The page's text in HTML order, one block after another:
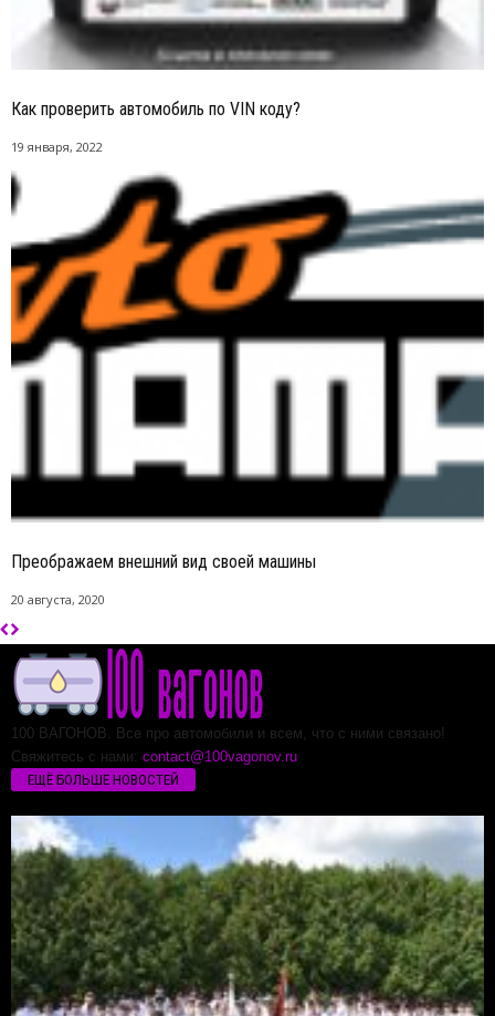
Как проверить автомобиль по VIN коду?
19 января, 2022
Преображаем внешний вид своей машины
20 августа, 2020
100 ВАГОНОВ. Все про автомобили и всем, что с ними связано!
Свяжитесь с нами: contact@100vagonov.ru
ЕЩЁ БОЛЬШЕ НОВОСТЕЙ